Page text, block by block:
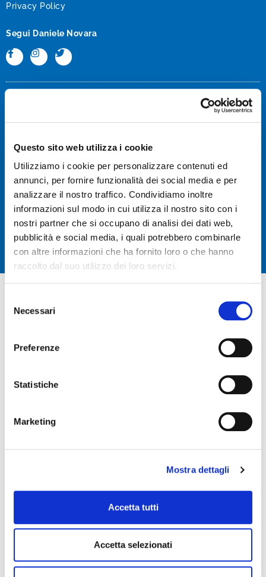
Questo sito web utilizza i cookie
Utilizziamo i cookie per personalizzare contenuti ed
annunci, per fornire funzionalità dei social media e per
analizzare il nostro traffico. Condividiamo inoltre
informazioni sul modo in cui utilizza il nostro sito con i
nostri partner che si occupano di analisi dei dati web,
pubblicità e social media, i quali potrebbero combinarle
con altre informazioni che ha fornito loro o che hanno
raccolto dal suo utilizzo dei loro servizi.
delNecessari
Preferenze
Statistiche
Marketing
Mostra dettagli
Accetta tutti
Accetta selezionati
Privacy Policy
Segui Daniele Novara
CPP è un ente di formazione accreditato MIUR all’utilizzo
della Carta del Docente, Mepa, Sintel e Contracta.
Il CPP è una cooperativa sociale ed è equiparata alle Onlus
di diritto ai sensi del DLGS 460/97 all’art. 10.